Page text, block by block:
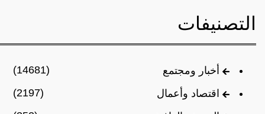
التصنيفات
أخبار ومجتمع
(14681)
اقتصاد وأعمال
(2197)